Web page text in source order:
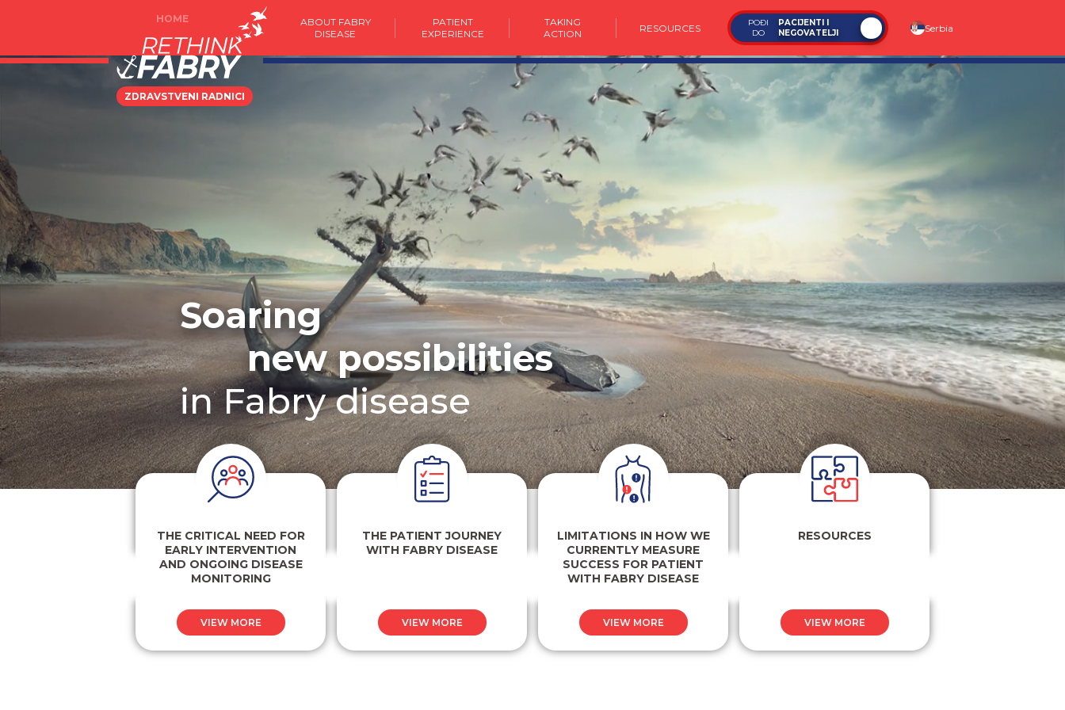
HOME
ZDRAVSTVENI RADNICI
ABOUT FABRY
DISEASE
PATIENT
EXPERIENCE
TAKING
ACTION
RESOURCES
POĐI
DO
PACIJENTI I
NEGOVATELJI
Serbia
Soaring
new possibilities
in Fabry disease
THE CRITICAL NEED FOR
EARLY INTERVENTION
AND ONGOING DISEASE
MONITORING
VIEW MORE
THE PATIENT JOURNEY
WITH FABRY DISEASE
VIEW MORE
LIMITATIONS IN HOW WE
CURRENTLY MEASURE
SUCCESS FOR PATIENT
WITH FABRY DISEASE
VIEW MORE
RESOURCES
VIEW MORE